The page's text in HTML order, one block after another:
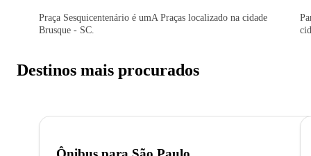
Praça Sesquicentenário é umA Praças localizado na cidade
Brusque - SC.
Destinos mais procurados